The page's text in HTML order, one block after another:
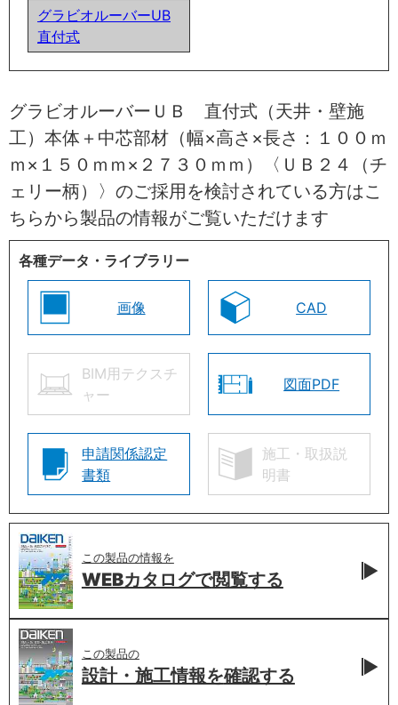
グラビオルーバーUB
直付式
グラビオルーバーＵＢ 直付式（天井・壁施
工）本体＋中芯部材（幅×高さ×長さ：１００ｍ
ｍ×１５０ｍｍ×２７３０ｍｍ）〈ＵＢ２４（チ
ェリー柄）〉のご採用を検討されている方はこ
ちらから製品の情報がご覧いただけます
各種データ・ライブラリー
画像 CAD
BIM用テクスチ
ャー
図面PDF
申請関係認定
書類
施工・取扱説
明書
この製品の情報を
WEBカタログで閲覧する
この製品の
設計・施工情報を確認する